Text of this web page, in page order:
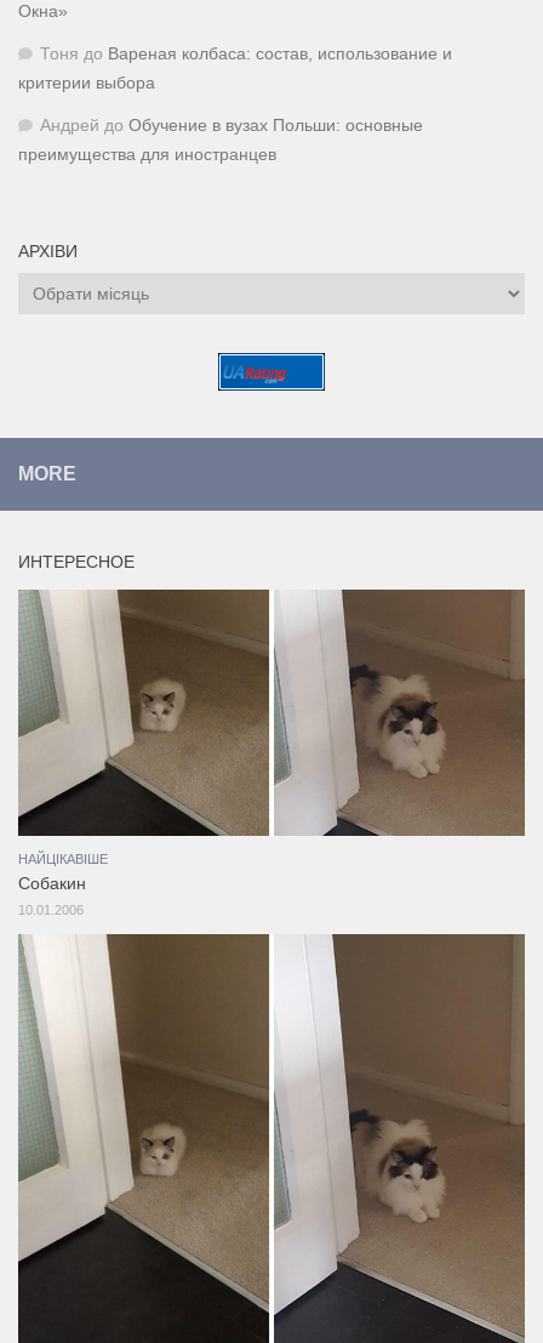
Окна»
Тоня до Вареная колбаса: состав, использование и
критерии выбора
Андрей до Обучение в вузах Польши: основные
преимущества для иностранцев
АРХІВИ
Архіви
MORE
ИНТЕРЕСНОЕ
НАЙЦІКАВІШЕ
Собакин
10.01.2006